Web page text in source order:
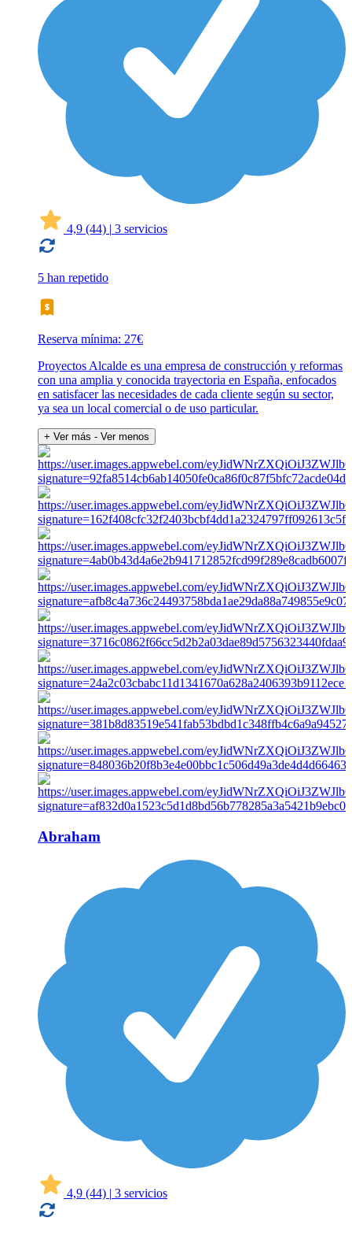
4,9 (44) | 3 servicios
5 han repetido
Reserva mínima: 27€
Proyectos Alcalde es una empresa de construcción y reformas
con una amplia y conocida trayectoria en España, enfocados
en satisfacer las necesidades de cada cliente según su sector,
ya sea un local comercial o de uso particular.
+ Ver más - Ver menos
Abraham
4,9 (44) | 3 servicios